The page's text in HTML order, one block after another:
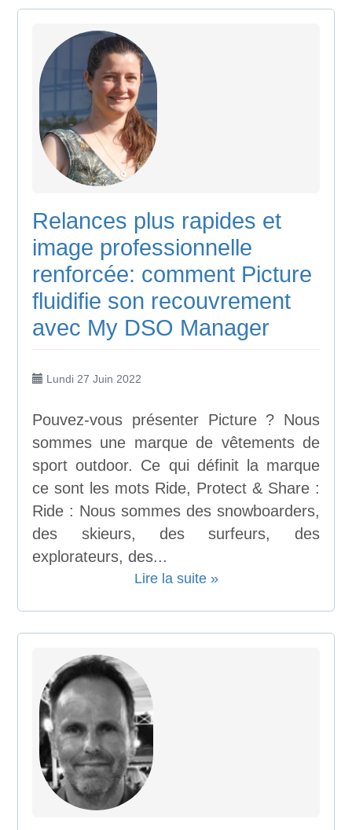
Relances plus rapides et
image professionnelle
renforcée: comment Picture
fluidifie son recouvrement
avec My DSO Manager
Lundi 27 Juin 2022
Pouvez-vous présenter Picture ? Nous
sommes une marque de vêtements de
sport outdoor. Ce qui définit la marque
ce sont les mots Ride, Protect & Share :
Ride : Nous sommes des snowboarders,
des skieurs, des surfeurs, des
explorateurs, des...
Lire la suite »